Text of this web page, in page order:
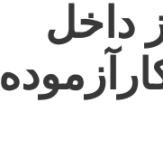
داخل